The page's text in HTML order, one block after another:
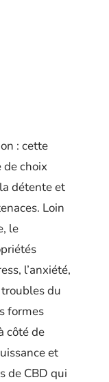
: cette
de choix
détente et
Loin
le
l’anxiété,
du
formes
côté de
et
de CBD qui